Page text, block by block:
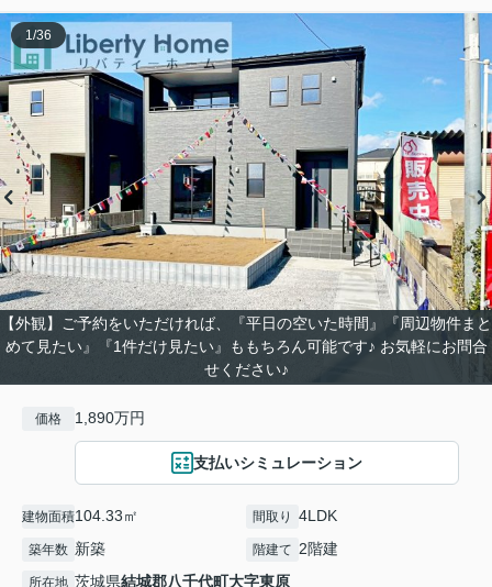
【外観】ご予約をいただければ、『平日の空いた時間』『周辺物件まと
めて見たい』『1件だけ見たい』ももちろん可能です♪ お気軽にお問合
せください♪
1 /36
価格 1,890万円
支払いシミュレーション
建物面積104.33㎡ 間取り 4LDK
築年数 新築 階建て 2階建
所在地 茨城県結城郡八千代町大字東原